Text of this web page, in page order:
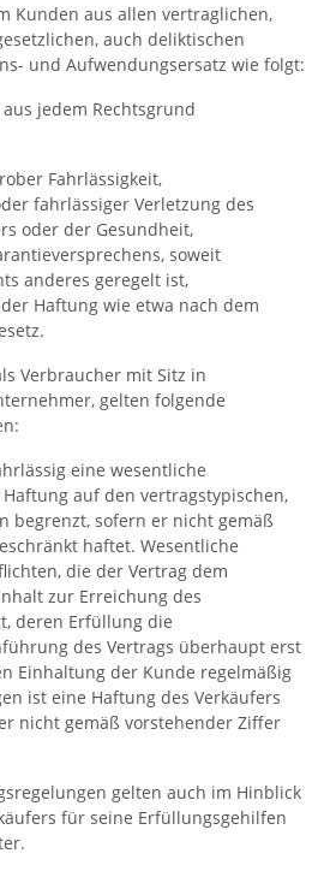
Kunden aus allen vertraglichen,
auch deliktischen
und Aufwendungsersatz wie folgt:
jedem Rechtsgrund
Fahrlässigkeit,
fahrlässiger Verletzung des
oder der Gesundheit,
soweit
anderes geregelt ist,
Haftung wie etwa nach dem
Verbraucher mit Sitz in
gelten folgende
eine wesentliche
auf den vertragstypischen,
begrenzt, sofern er nicht gemäß
haftet. Wesentliche
die der Vertrag dem
zur Erreichung des
deren Erfüllung die
des Vertrags überhaupt erst
Einhaltung der Kunde regelmäßig
ist eine Haftung des Verkäufers
nicht gemäß vorstehender Ziffer
gelten auch im Hinblick
für seine Erfüllungsgehilfen